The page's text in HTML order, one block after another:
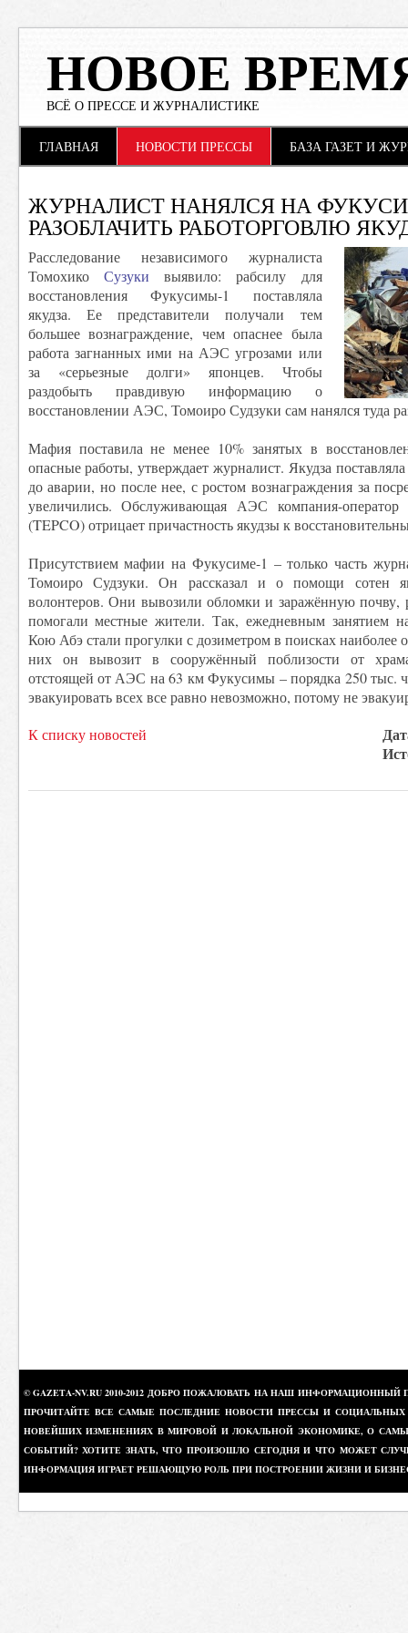
НОВОЕ
ВСЁ О ПРЕССЕ И ЖУРНАЛИСТИКЕ
Main menu
ГЛАВНАЯ НОВОСТИ ПРЕССЫ БАЗА ГАЗЕТ И
ЖУРНАЛИСТ НАНЯЛСЯ НА
РАЗОБЛАЧИТЬ РАБОТОРГОВЛЮ
Расследование независимого журналиста
Томохико Сузуки выявило: рабсилу для
восстановления Фукусимы-1 поставляла
якудза. Ее представители получали тем
большее вознаграждение, чем опаснее была
работа загнанных ими на АЭС угрозами или
за «серьезные долги» японцев. Чтобы
раздобыть правдивую информацию о
восстановлении АЭС, Томоиро Судзуки сам нанялся туда
Мафия поставила не менее 10% занятых в
опасные работы, утверждает журналист. Якудза
до аварии, но после нее, с ростом вознаграждения за
увеличились. Обслуживающая АЭС компания-
(TEPCO) отрицает причастность якудзы к
Присутствием мафии на Фукусиме-1 – только часть
Томоиро Судзуки. Он рассказал и о помощи сотен
волонтеров. Они вывозили обломки и заражённую
помогали местные жители. Так, ежедневным занятием
Кою Абэ стали прогулки с дозиметром в поисках наиболее
них он вывозит в сооружённый поблизости от
отстоящей от АЭС на 63 км Фукусимы – порядка 250 тыс.
эвакуировать всех все равно невозможно, потому не
К списку новостей
© GAZETA-NV.RU 2010-2012 ДОБРО ПОЖАЛОВАТЬ НА НАШ
ПРОЧИТАЙТЕ ВСЕ САМЫЕ ПОСЛЕДНИЕ НОВОСТИ ПРЕССЫ И
НОВЕЙШИХ ИЗМЕНЕНИЯХ В МИРОВОЙ И ЛОКАЛЬНОЙ ЭКОНОМИКЕ, О
СОБЫТИЙ? ХОТИТЕ ЗНАТЬ, ЧТО ПРОИЗОШЛО СЕГОДНЯ И ЧТО МОЖЕТ
ИНФОРМАЦИЯ ИГРАЕТ РЕШАЮЩУЮ РОЛЬ ПРИ ПОСТРОЕНИИ ЖИЗНИ И